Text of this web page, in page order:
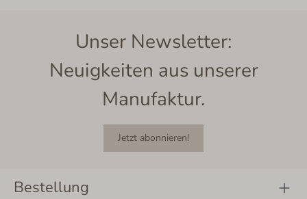
Unser Newsletter:
Neuigkeiten aus unserer
Manufaktur.
Jetzt abonnieren!
Bestellung